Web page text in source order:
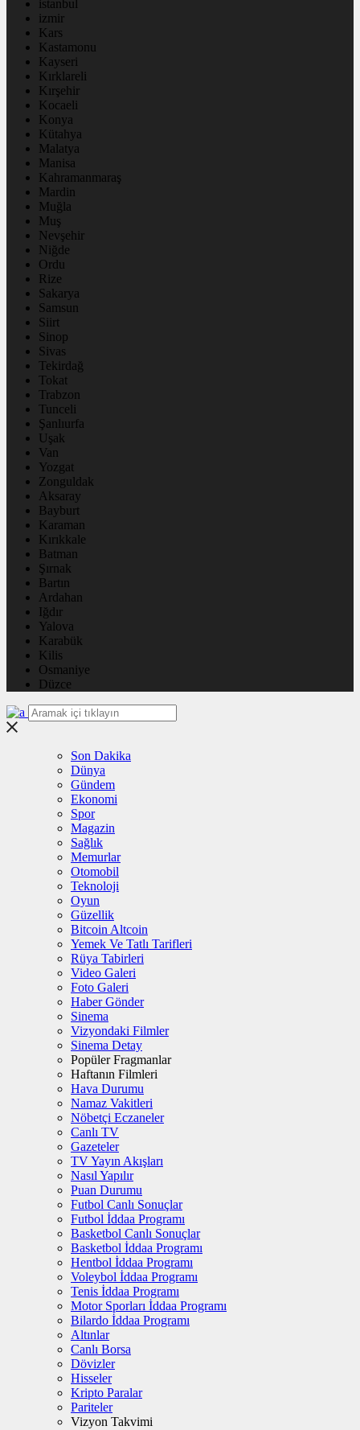
istanbul
izmir
Kars
Kastamonu
Kayseri
Kırklareli
Kırşehir
Kocaeli
Konya
Kütahya
Malatya
Manisa
Kahramanmaraş
Mardin
Muğla
Muş
Nevşehir
Niğde
Ordu
Rize
Sakarya
Samsun
Siirt
Sinop
Sivas
Tekirdağ
Tokat
Trabzon
Tunceli
Şanlıurfa
Uşak
Van
Yozgat
Zonguldak
Aksaray
Bayburt
Karaman
Kırıkkale
Batman
Şırnak
Bartın
Ardahan
Iğdır
Yalova
Karabük
Kilis
Osmaniye
Düzce
Son Dakika
Dünya
Gündem
Ekonomi
Spor
Magazin
Sağlık
Memurlar
Otomobil
Teknoloji
Oyun
Güzellik
Bitcoin Altcoin
Yemek Ve Tatlı Tarifleri
Rüya Tabirleri
Video Galeri
Foto Galeri
Haber Gönder
Sinema
Vizyondaki Filmler
Sinema Detay
Popüler Fragmanlar
Haftanın Filmleri
Hava Durumu
Namaz Vakitleri
Nöbetçi Eczaneler
Canlı TV
Gazeteler
TV Yayın Akışları
Nasıl Yapılır
Puan Durumu
Futbol Canlı Sonuçlar
Futbol İddaa Programı
Basketbol Canlı Sonuçlar
Basketbol İddaa Programı
Hentbol İddaa Programı
Voleybol İddaa Programı
Tenis İddaa Programı
Motor Sporları İddaa Programı
Bilardo İddaa Programı
Altınlar
Canlı Borsa
Dövizler
Hisseler
Kripto Paralar
Pariteler
Vizyon Takvimi